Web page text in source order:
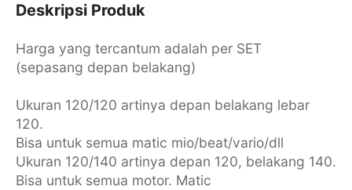
Deskripsi Produk
Harga yang tercantum adalah per SET
(sepasang depan belakang)
Ukuran 120/120 artinya depan belakang lebar
120.
Bisa untuk semua matic mio/beat/vario/dll
Ukuran 120/140 artinya depan 120, belakang 140.
Bisa untuk semua motor. Matic